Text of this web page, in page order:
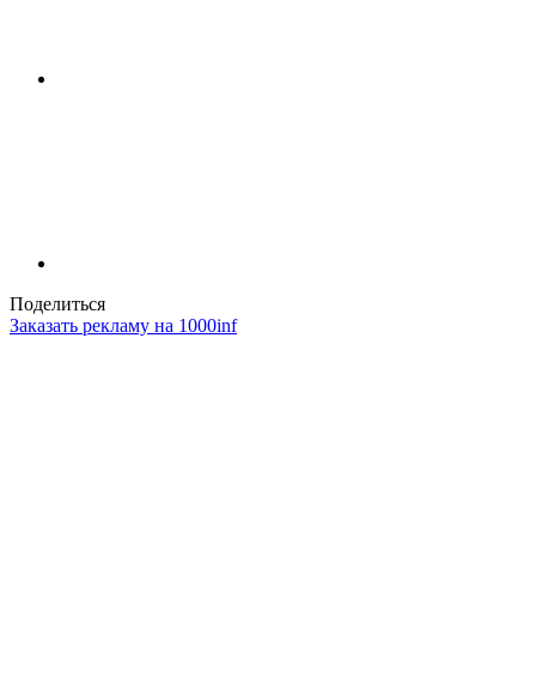
Поделиться
Заказать рекламу на 1000inf